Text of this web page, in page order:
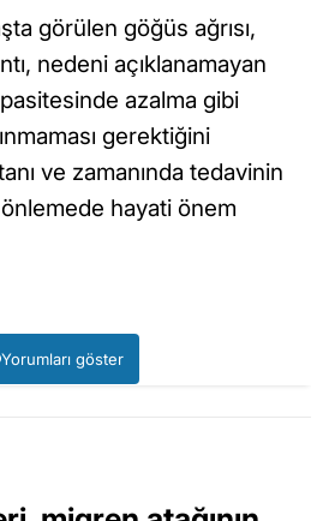
görülen göğüs ağrısı,
nedeni açıklanamayan
azalma gibi
gerektiğini
ve zamanında tedavinin
önlemede hayati önem
Yorumları göster